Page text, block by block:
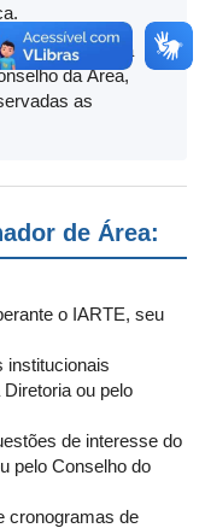
de Área será
da Área,
as
de Área:
o IARTE, seu
institucionais
ou pelo
de interesse do
pelo Conselho do
cronogramas de